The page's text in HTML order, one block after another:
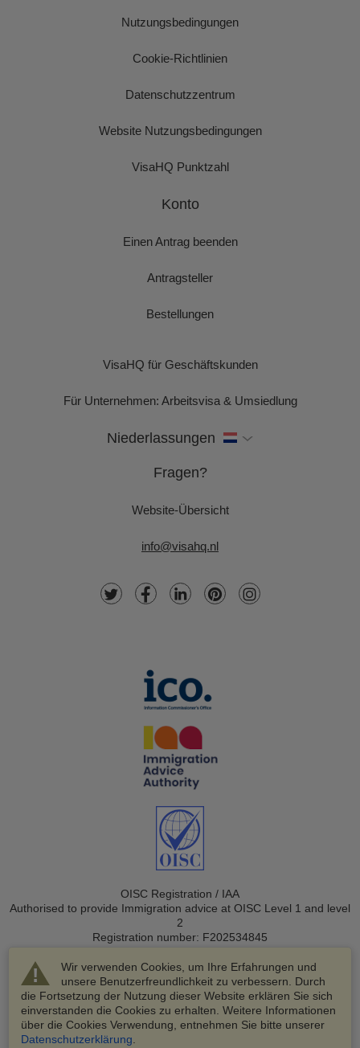
Wir verwenden Cookies, um Ihre Erfahrungen und
unsere Benutzerfreundlichkeit zu verbessern. Durch
die Fortsetzung der Nutzung dieser Website erklären Sie sich
einverstanden die Cookies zu erhalten. Weitere Informationen
über die Cookies Verwendung, entnehmen Sie bitte unserer
Datenschutzerklärung
Nutzungsbedingungen
Cookie-Richtlinien
Datenschutzzentrum
Website Nutzungsbedingungen
VisaHQ Punktzahl
Konto
Einen Antrag beenden
Antragsteller
Bestellungen
VisaHQ für Geschäftskunden
Für Unternehmen: Arbeitsvisa & Umsiedlung
Niederlassungen
Fragen?
Website-Übersicht
info@visahq.nl
OISC Registration / IAA
Authorised to provide Immigration advice at OISC Level 1 and level
2
Registration number: F202534845
© 2003-2026 VisaHQ.com, Inc. Alle Rechte vorbehalten.